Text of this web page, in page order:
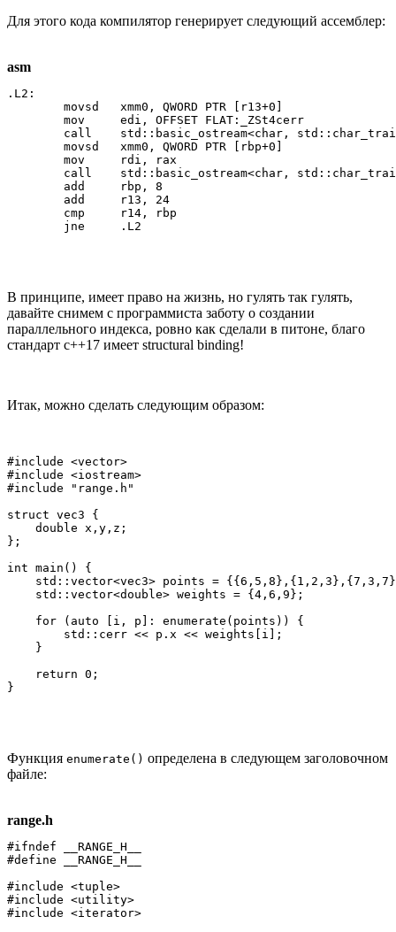
Для этого кода компилятор генерирует следующий ассемблер:
asm
.L2:
        movsd   xmm0, QWORD PTR [r13+0]
        mov     edi, OFFSET FLAT:_ZSt4cerr
call    std::basic_ostream<char,
        movsd   xmm0, QWORD PTR [rbp+0]
        mov     rdi, rax
call    std::basic_ostream<char,
        add     rbp, 8
        add     r13, 24
        cmp     r14, rbp
        jne     .L2
В принципе, имеет право на жизнь, но гулять так гулять,
давайте снимем с программиста заботу о создании
параллельного индекса, ровно как сделали в питоне, благо
стандарт c++17 имеет structural binding!
Итак, можно сделать следующим образом:
#include <vector>
#include <iostream>
#include "range.h"
struct vec3 {
    double x,y,z;
};
int main() {
std::vector<vec3> points =
    std::vector<double> weights = {4,6,9};
    for (auto [i, p]: enumerate(points)) {
        std::cerr << p.x << weights[i];
    }
    return 0;
}
Функция enumerate() определена в следующем заголовочном
файле:
range.h
#ifndef __RANGE_H__
#define __RANGE_H__
#include <tuple>
#include <utility>
#include <iterator>